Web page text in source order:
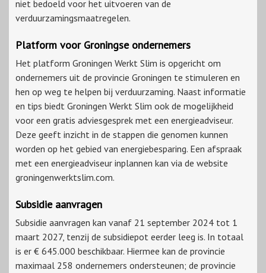
niet bedoeld voor het uitvoeren van de
verduurzamingsmaatregelen.
Platform voor Groningse ondernemers
Het platform Groningen Werkt Slim is opgericht om
ondernemers uit de provincie Groningen te stimuleren en
hen op weg te helpen bij verduurzaming. Naast informatie
en tips biedt Groningen Werkt Slim ook de mogelijkheid
voor een gratis adviesgesprek met een energieadviseur.
Deze geeft inzicht in de stappen die genomen kunnen
worden op het gebied van energiebesparing. Een afspraak
met een energieadviseur inplannen kan via de website
groningenwerktslim.com.
Subsidie aanvragen
Subsidie aanvragen kan vanaf 21 september 2024 tot 1
maart 2027, tenzij de subsidiepot eerder leeg is. In totaal
is er € 645.000 beschikbaar. Hiermee kan de provincie
maximaal 258 ondernemers ondersteunen; de provincie